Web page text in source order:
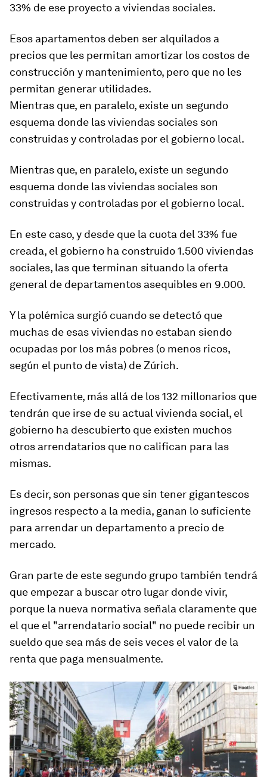
33% de ese proyecto a viviendas sociales.
Esos apartamentos deben ser alquilados a
precios que les permitan amortizar los costos de
construcción y mantenimiento, pero que no les
permitan generar utilidades.
Mientras que, en paralelo, existe un segundo
esquema donde las viviendas sociales son
construidas y controladas por el gobierno local.
Mientras que, en paralelo, existe un segundo
esquema donde las viviendas sociales son
construidas y controladas por el gobierno local.
En este caso, y desde que la cuota del 33% fue
creada, el gobierno ha construido 1.500 viviendas
sociales, las que terminan situando la oferta
general de departamentos asequibles en 9.000.
Y la polémica surgió cuando se detectó que
muchas de esas viviendas no estaban siendo
ocupadas por los más pobres (o menos ricos,
según el punto de vista) de Zúrich.
Efectivamente, más allá de los132 millonarios que
tendrán que irse de su actual vivienda social, el
gobierno ha descubierto que existen muchos
otros arrendatarios que no califican para las
mismas.
Es decir, son personas que sin tener gigantescos
ingresos respecto a la media, ganan lo suficiente
para arrendar un departamento a precio de
mercado.
Gran parte de este segundo grupo también tendrá
que empezar a buscar otro lugar donde vivir,
porque la nueva normativa señala claramente que
el que el "arrendatario social" no puede recibir un
sueldo que sea más de seis veces el valor de la
renta que paga mensualmente.